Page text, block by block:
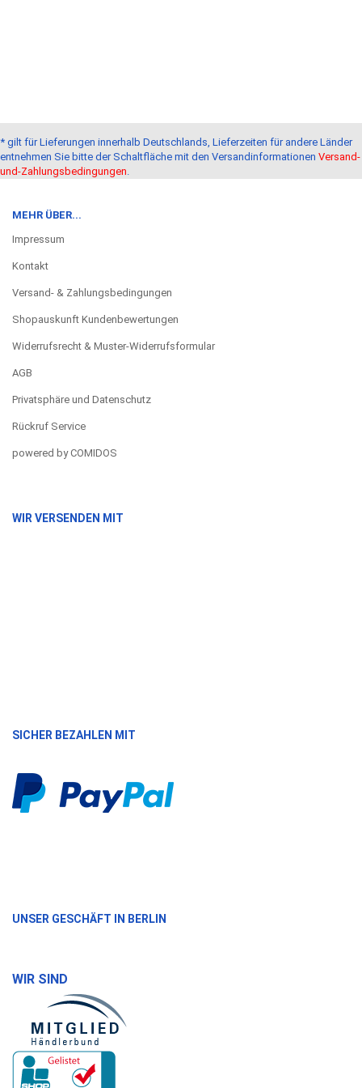
* gilt für Lieferungen innerhalb Deutschlands, Lieferzeiten für andere Länder
entnehmen Sie bitte der Schaltfläche mit den Versandinformationen Versand-
und-Zahlungsbedingungen.
MEHR ÜBER...
Impressum
Kontakt
Versand- & Zahlungsbedingungen
Shopauskunft Kundenbewertungen
Widerrufsrecht & Muster-Widerrufsformular
AGB
Privatsphäre und Datenschutz
Rückruf Service
powered by COMIDOS
WIR VERSENDEN MIT
SICHER BEZAHLEN MIT
UNSER GESCHÄFT IN BERLIN
WIR SIND